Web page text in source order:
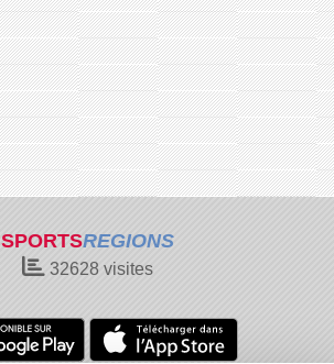
SPORTSREGIONS
32628visites